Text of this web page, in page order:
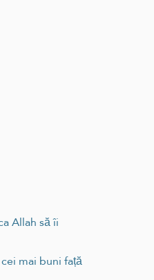
Allah să îi
mai buni față